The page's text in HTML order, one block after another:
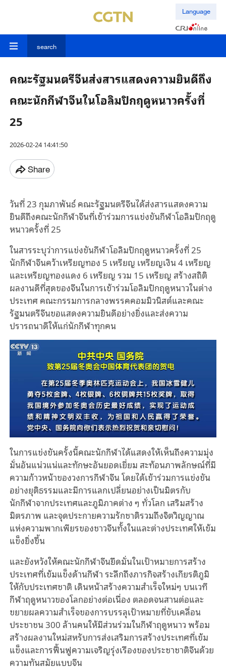
Language
search
คณะรัฐมนตรีจีนส่งสารแสดงความยินดีถึง
คณะนักกีฬาจีนในโอลิมปิกฤดูหนาวครั้งที่
25
2026-02-24 14:41:50
Share
วันที่ 23 กุมภาพันธ์ คณะรัฐมนตรีจีนได้ส่งสารแสดงความ
ยินดีถึงคณะนักกีฬาจีนที่เข้าร่วมการแข่งขันกีฬาโอลิมปิกฤดู
หนาวครั้งที่ 25
ในสารระบุว่าการแข่งขันกีฬาโอลิมปิกฤดูหนาวครั้งที่ 25
นักกีฬาจีนคว้าเหรียญทอง 5 เหรียญ เหรียญเงิน 4 เหรียญ
และเหรียญทองแดง 6 เหรียญ รวม 15 เหรียญ สร้างสถิติ
ผลงานดีที่สุดของจีนในการเข้าร่วมโอลิมปิกฤดูหนาวในต่าง
ประเทศ คณะกรรมการกลางพรรคคอมมิวนิสต์และคณะ
รัฐมนตรีจีนขอแสดงความยินดีอย่างยิ่งและส่งความ
ปรารถนาดีให้แก่นักกีฬาทุกคน
ในการแข่งขันครั้งนี้คณะนักกีฬาได้แสดงให้เห็นถึงความมุ่ง
มั่นอันแน่วแน่และทักษะอันยอดเยี่ยม สะท้อนภาพลักษณ์ที่มี
ความก้าวหน้าของวงการกีฬาจีน โดยได้เข้าร่วมการแข่งขัน
อย่างยุติธรรมและมีการแลกเปลี่ยนอย่างเป็นมิตรกับ
นักกีฬาจากประเทศและภูมิภาคต่าง ๆ ทั่วโลก เสริมสร้าง
มิตรภาพ และจุดประกายความรักชาติรวมถึงจิตวิญญาณ
แห่งความพากเพียรของชาวจีนทั้งในและต่างประเทศให้เข้ม
แข็งยิ่งขึ้น
และยังหวังให้คณะนักกีฬาจีนยึดมั่นในเป้าหมายการสร้าง
ประเทศที่เข้มแข็งด้านกีฬา ระลึกถึงภารกิจสร้างเกียรติภูมิ
ให้กับประเทศชาติ เดินหน้าสร้างความสำเร็จใหม่ๆ บนเวที
กีฬาฤดูหนาวของโลกอย่างต่อเนื่อง ตลอดจนสานต่อและ
ขยายผลความสำเร็จของการบรรลุเป้าหมายที่ขับเคลื่อน
ประชาชน 300 ล้านคนให้มีส่วนร่วมในกีฬาฤดูหนาว พร้อม
สร้างผลงานใหม่สหรับการส่งเสริมการสร้างประเทศที่เข้ม
แข็งและการฟื้นฟูความเจริญรุ่งเรืองของประชาชาติจีนด้วย
ความทันสมัยแบบจีน